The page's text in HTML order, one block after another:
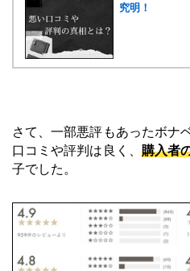
究明！
さて、一部悪評もあったボナ
口コミや評判は良く、 購入者
子でした。